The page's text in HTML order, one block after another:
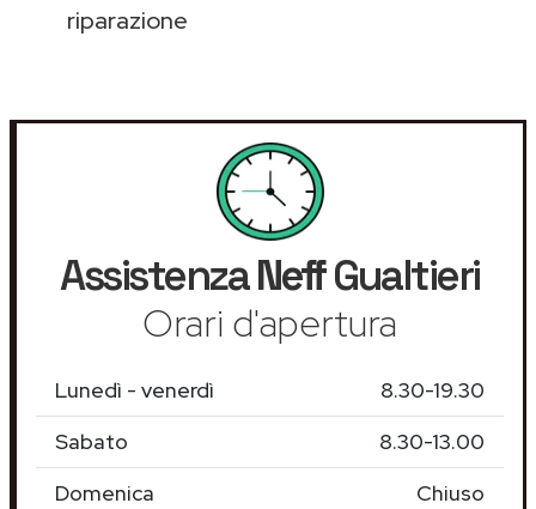
riparazione
AssistenzaNeffGualtieri
Orari d'apertura
Lunedì - venerdì
8.30-19.30
Sabato
8.30-13.00
Domenica
Chiuso